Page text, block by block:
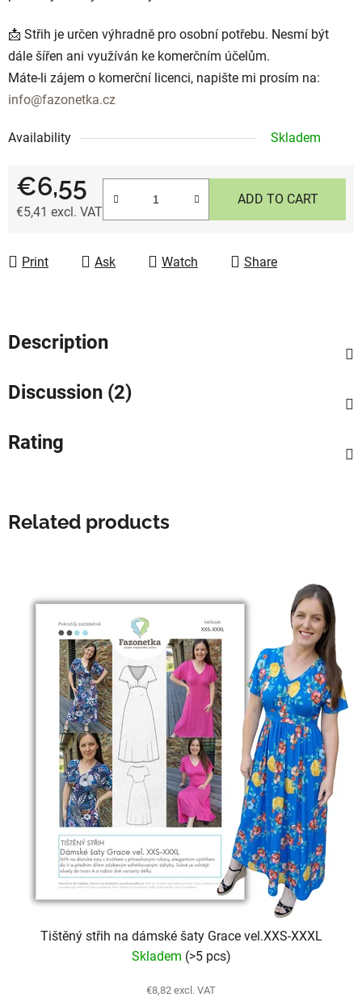
📩 Střih je určen výhradně pro osobní potřebu. Nesmí být
dále šířen ani využíván ke komerčním účelům.
Máte-li zájem o komerční licenci, napište mi prosím na:
info@fazonetka.cz
Availability Skladem
€6,55
€5,41 excl. VAT
ADD TO CART
Print Ask Watch Share
Description
Discussion (2)
Rating
Related products
Tištěný střih na dámské šaty Grace vel.XXS-XXXL
Skladem (>5 pcs)
€8,82 excl. VAT